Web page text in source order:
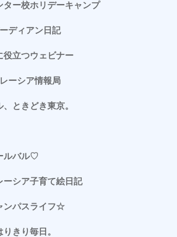
ター校ホリデーキャンプ
ディアン日記
役立つウェビナー
ーシア情報局
ときどき東京。
ルバル♡
ーシア子育て絵日記
ンパスライフ☆
きり毎日。